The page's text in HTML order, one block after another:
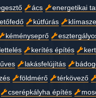
ács
energetikai
kútfúrás
kéményseprő
kerítés építés
lakásfelújítás
földmérő térkövező
cserépkályha építés